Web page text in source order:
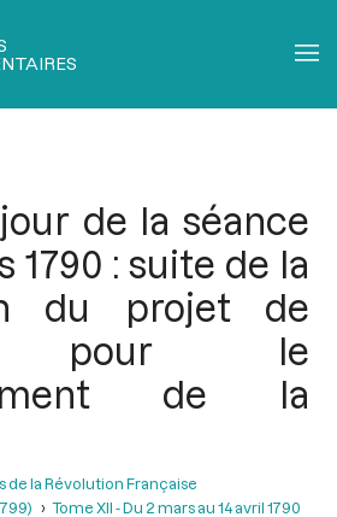
de la séance
1790 : suite de la
du projet de
pour le
de la
la Révolution Française
Tome XII - Du 2 mars au 14 avril 1790